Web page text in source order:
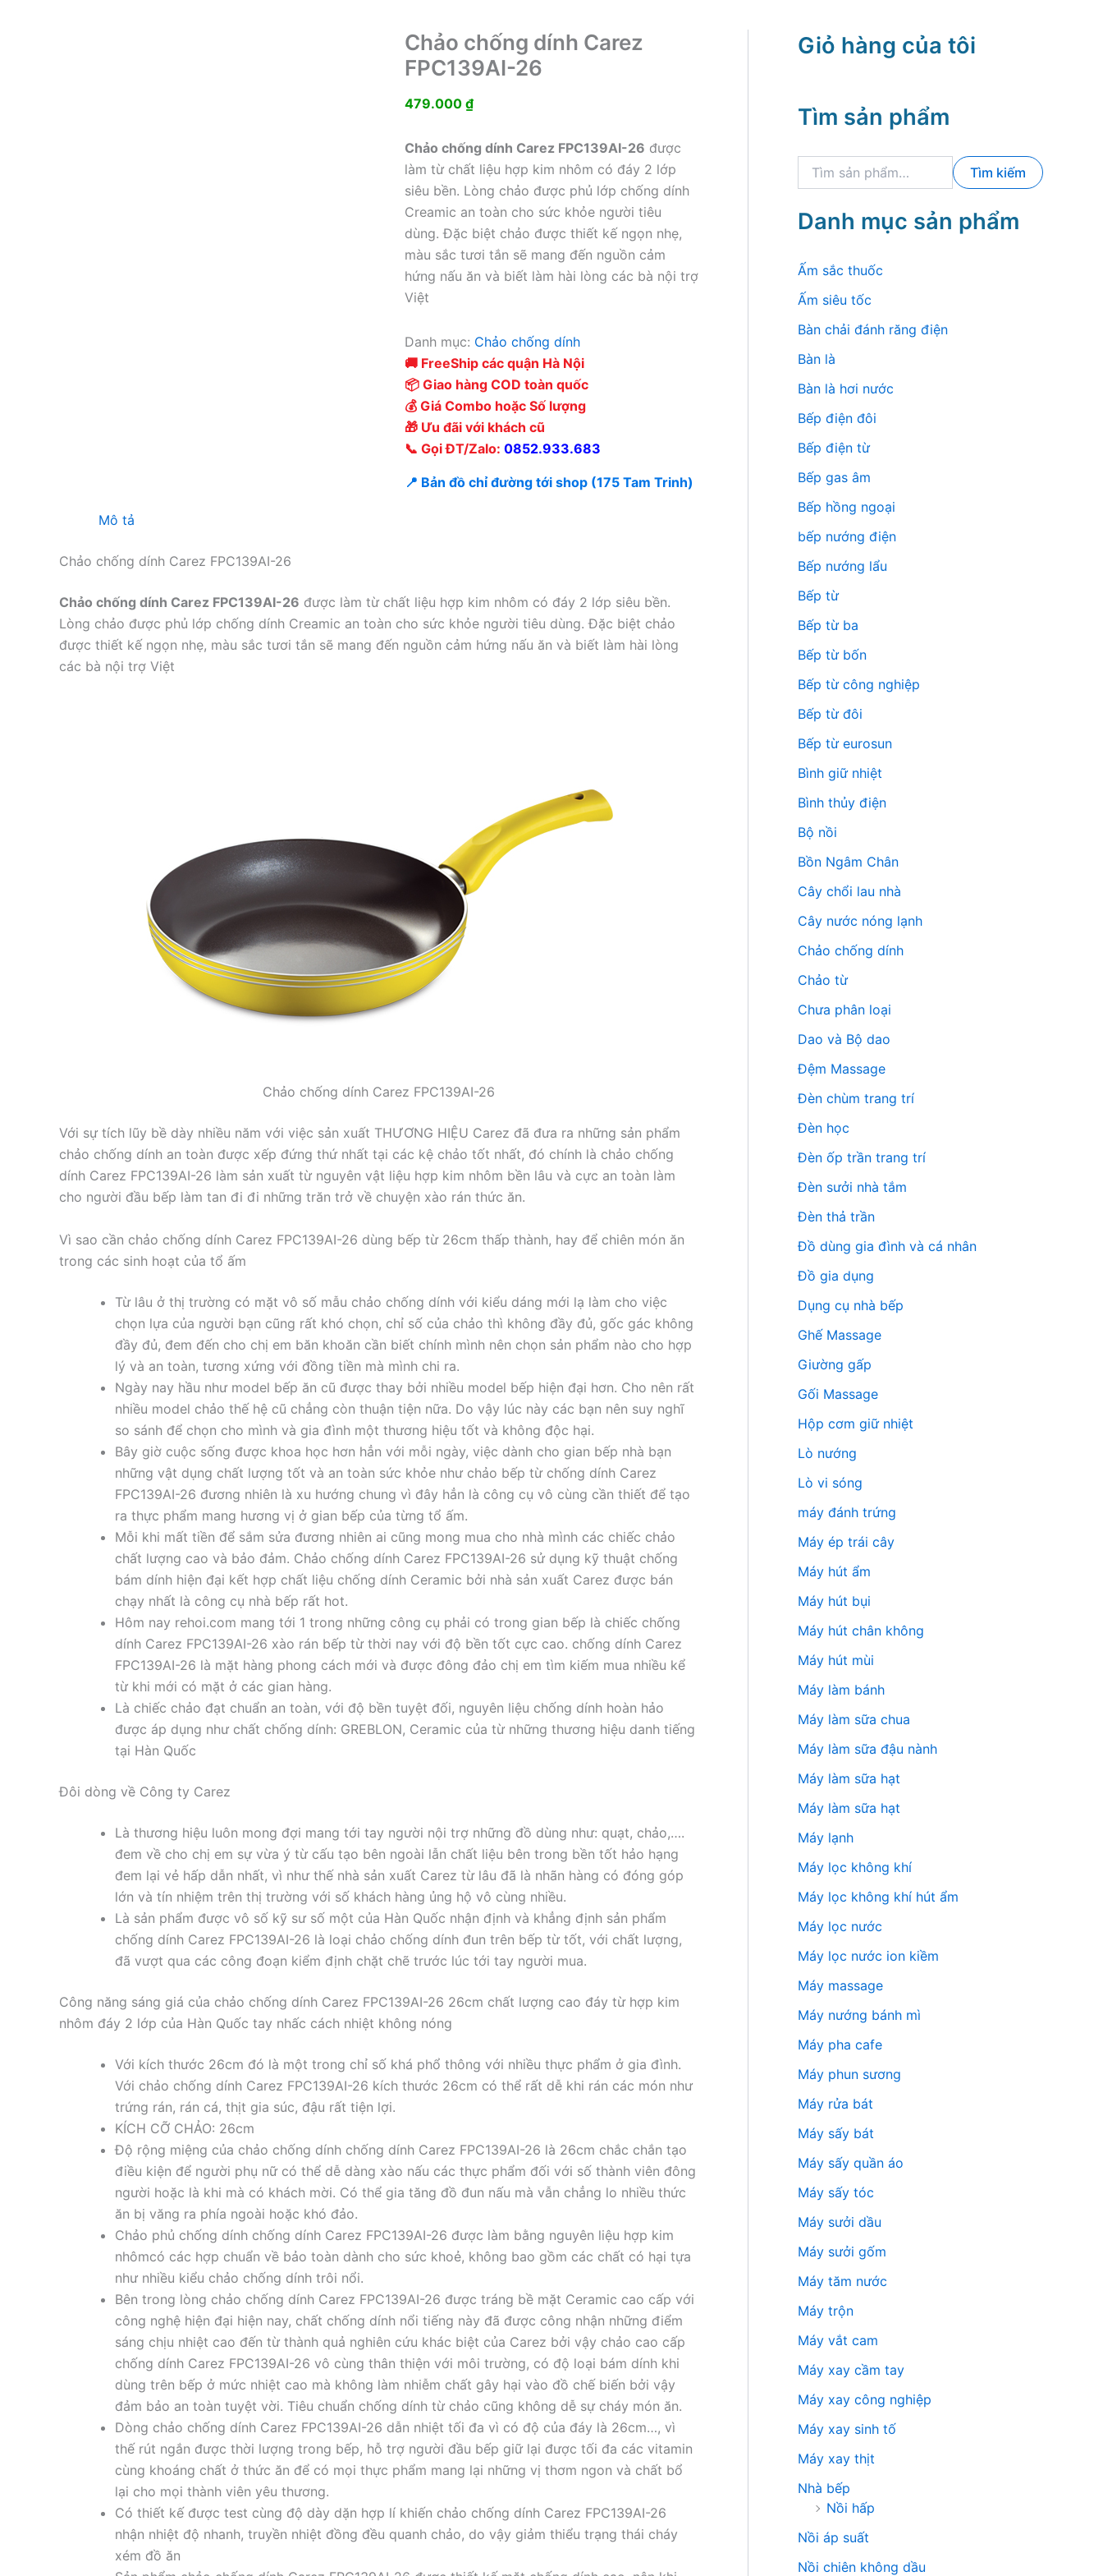
Chảo chống dính Carez
FPC139AI-26
479.000 ₫
Chảo chống dính Carez FPC139AI-26 được
làm từ chất liệu hợp kim nhôm có đáy 2 lớp
siêu bền. Lòng chảo được phủ lớp chống dính
Creamic an toàn cho sức khỏe người tiêu
dùng. Đặc biệt chảo được thiết kế ngọn nhẹ,
màu sắc tươi tắn sẽ mang đến nguồn cảm
hứng nấu ăn và biết làm hài lòng các bà nội trợ
Việt
Danh mục: Chảo chống dính
🚚 FreeShip các quận Hà Nội
📦 Giao hàng COD toàn quốc
💰 Giá Combo hoặc Số lượng
🎁 Ưu đãi với khách cũ
📞 Gọi ĐT/Zalo: 0852.933.683
📍 Bản đồ chỉ đường tới shop (175 Tam Trinh)
Mô tả
Chảo chống dính Carez FPC139AI-26
Chảo chống dính Carez FPC139AI-26 được làm từ chất liệu hợp kim nhôm có đáy 2 lớp siêu bền.
Lòng chảo được phủ lớp chống dính Creamic an toàn cho sức khỏe người tiêu dùng. Đặc biệt chảo
được thiết kế ngọn nhẹ, màu sắc tươi tắn sẽ mang đến nguồn cảm hứng nấu ăn và biết làm hài lòng
các bà nội trợ Việt
Chảo chống dính Carez FPC139AI-26
Với sự tích lũy bề dày nhiều năm với việc sản xuất THƯƠNG HIỆU Carez đã đưa ra những sản phẩm
chảo chống dính an toàn được xếp đứng thứ nhất tại các kệ chảo tốt nhất, đó chính là chảo chống
dính Carez FPC139AI-26 làm sản xuất từ nguyên vật liệu hợp kim nhôm bền lâu và cực an toàn làm
cho người đầu bếp làm tan đi đi những trăn trở về chuyện xào rán thức ăn.
Vì sao cần chảo chống dính Carez FPC139AI-26 dùng bếp từ 26cm thấp thành, hay để chiên món ăn
trong các sinh hoạt của tổ ấm
Từ lâu ở thị trường có mặt vô số mẫu chảo chống dính với kiểu dáng mới lạ làm cho việc
chọn lựa của người bạn cũng rất khó chọn, chỉ số của chảo thì không đầy đủ, gốc gác không
đầy đủ, đem đến cho chị em băn khoăn cần biết chính mình nên chọn sản phẩm nào cho hợp
lý và an toàn, tương xứng với đồng tiền mà mình chi ra.
Ngày nay hầu như model bếp ăn cũ được thay bởi nhiều model bếp hiện đại hơn. Cho nên rất
nhiều model chảo thế hệ cũ chẳng còn thuận tiện nữa. Do vậy lúc này các bạn nên suy nghĩ
so sánh để chọn cho mình và gia đình một thương hiệu tốt và không độc hại.
Bây giờ cuộc sống được khoa học hơn hẳn với mỗi ngày, việc dành cho gian bếp nhà bạn
những vật dụng chất lượng tốt và an toàn sức khỏe như chảo bếp từ chống dính Carez
FPC139AI-26 đương nhiên là xu hướng chung vì đây hẳn là công cụ vô cùng cần thiết để tạo
ra thực phẩm mang hương vị ở gian bếp của từng tổ ấm.
Mỗi khi mất tiền để sắm sửa đương nhiên ai cũng mong mua cho nhà mình các chiếc chảo
chất lượng cao và bảo đảm. Chảo chống dính Carez FPC139AI-26 sử dụng kỹ thuật chống
bám dính hiện đại kết hợp chất liệu chống dính Ceramic bởi nhà sản xuất Carez được bán
chạy nhất là công cụ nhà bếp rất hot.
Hôm nay rehoi.com mang tới 1 trong những công cụ phải có trong gian bếp là chiếc chống
dính Carez FPC139AI-26 xào rán bếp từ thời nay với độ bền tốt cực cao. chống dính Carez
FPC139AI-26 là mặt hàng phong cách mới và được đông đảo chị em tìm kiếm mua nhiều kể
từ khi mới có mặt ở các gian hàng.
Là chiếc chảo đạt chuẩn an toàn, với độ bền tuyệt đối, nguyên liệu chống dính hoàn hảo
được áp dụng như chất chống dính: GREBLON, Ceramic của từ những thương hiệu danh tiếng
tại Hàn Quốc
Đôi dòng về Công ty Carez
Là thương hiệu luôn mong đợi mang tới tay người nội trợ những đồ dùng như: quạt, chảo,….
đem về cho chị em sự vừa ý từ cấu tạo bên ngoài lẫn chất liệu bên trong bền tốt hảo hạng
đem lại vẻ hấp dẫn nhất, vì như thế nhà sản xuất Carez từ lâu đã là nhãn hàng có đóng góp
lớn và tín nhiệm trên thị trường với số khách hàng ủng hộ vô cùng nhiều.
Là sản phẩm được vô số kỹ sư số một của Hàn Quốc nhận định và khẳng định sản phẩm
chống dính Carez FPC139AI-26 là loại chảo chống dính đun trên bếp từ tốt, với chất lượng,
đã vượt qua các công đoạn kiểm định chặt chẽ trước lúc tới tay người mua.
Công năng sáng giá của chảo chống dính Carez FPC139AI-26 26cm chất lượng cao đáy từ hợp kim
nhôm đáy 2 lớp của Hàn Quốc tay nhấc cách nhiệt không nóng
Với kích thước 26cm đó là một trong chỉ số khá phổ thông với nhiều thực phẩm ở gia đình.
Với chảo chống dính Carez FPC139AI-26 kích thước 26cm có thể rất dễ khi rán các món như
trứng rán, rán cá, thịt gia súc, đậu rất tiện lợi.
KÍCH CỠ CHẢO: 26cm
Độ rộng miệng của chảo chống dính chống dính Carez FPC139AI-26 là 26cm chắc chắn tạo
điều kiện để người phụ nữ có thể dễ dàng xào nấu các thực phẩm đối với số thành viên đông
người hoặc là khi mà có khách mời. Có thể gia tăng đồ đun nấu mà vẫn chẳng lo nhiều thức
ăn bị văng ra phía ngoài hoặc khó đảo.
Chảo phủ chống dính chống dính Carez FPC139AI-26 được làm bằng nguyên liệu hợp kim
nhômcó các hợp chuẩn về bảo toàn dành cho sức khoẻ, không bao gồm các chất có hại tựa
như nhiều kiểu chảo chống dính trôi nổi.
Bên trong lòng chảo chống dính Carez FPC139AI-26 được tráng bề mặt Ceramic cao cấp với
công nghệ hiện đại hiện nay, chất chống dính nổi tiếng này đã được công nhận những điểm
sáng chịu nhiệt cao đến từ thành quả nghiên cứu khác biệt của Carez bởi vậy chảo cao cấp
chống dính Carez FPC139AI-26 vô cùng thân thiện với môi trường, có độ loại bám dính khi
dùng trên bếp ở mức nhiệt cao mà không làm nhiễm chất gây hại vào đồ chế biến bởi vậy
đảm bảo an toàn tuyệt vời. Tiêu chuẩn chống dính từ chảo cũng không dễ sự cháy món ăn.
Dòng chảo chống dính Carez FPC139AI-26 dẫn nhiệt tối đa vì có độ của đáy là 26cm…, vì
thế rút ngắn được thời lượng trong bếp, hỗ trợ người đầu bếp giữ lại được tối đa các vitamin
cùng khoáng chất ở thức ăn để có mọi thực phẩm mang lại những vị thơm ngon và chất bổ
lại cho mọi thành viên yêu thương.
Có thiết kế được test cùng độ dày dặn hợp lí khiến chảo chống dính Carez FPC139AI-26
nhận nhiệt độ nhanh, truyền nhiệt đồng đều quanh chảo, do vậy giảm thiểu trạng thái cháy
xém đồ ăn
Giỏ hàng của tôi
Tìm sản phẩm
k
m
:
Tìm kiếm
Danh mục sản phẩm
Ấm sắc thuốc
Ấm siêu tốc
Bàn chải đánh răng điện
Bàn là
Bàn là hơi nước
Bếp điện đôi
Bếp điện từ
Bếp gas âm
Bếp hồng ngoại
bếp nướng điện
Bếp nướng lẩu
Bếp từ
Bếp từ ba
Bếp từ bốn
Bếp từ công nghiệp
Bếp từ đôi
Bếp từ eurosun
Bình giữ nhiệt
Bình thủy điện
Bộ nồi
Bồn Ngâm Chân
Cây chổi lau nhà
Cây nước nóng lạnh
Chảo chống dính
Chảo từ
Chưa phân loại
Dao và Bộ dao
Đệm Massage
Đèn chùm trang trí
Đèn học
Đèn ốp trần trang trí
Đèn sưởi nhà tắm
Đèn thả trần
Đồ dùng gia đình và cá nhân
Đồ gia dụng
Dụng cụ nhà bếp
Ghế Massage
Giường gấp
Gối Massage
Hộp cơm giữ nhiệt
Lò nướng
Lò vi sóng
máy đánh trứng
Máy ép trái cây
Máy hút ẩm
Máy hút bụi
Máy hút chân không
Máy hút mùi
Máy làm bánh
Máy làm sữa chua
Máy làm sữa đậu nành
Máy làm sữa hạt
Máy làm sữa hạt
Máy lạnh
Máy lọc không khí
Máy lọc không khí hút ẩm
Máy lọc nước
Máy lọc nước ion kiềm
Máy massage
Máy nướng bánh mì
Máy pha cafe
Máy phun sương
Máy rửa bát
Máy sấy bát
Máy sấy quần áo
Máy sấy tóc
Máy sưởi dầu
Máy sưởi gốm
Máy tăm nước
Máy trộn
Máy vắt cam
Máy xay cầm tay
Máy xay công nghiệp
Máy xay sinh tố
Máy xay thịt
Nhà bếp
Nồi hấp
Nồi áp suất
Nồi chiên không dầu